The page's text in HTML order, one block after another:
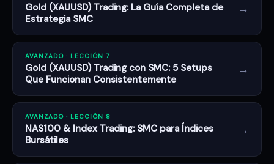
Gold (XAUUSD) Trading: La Guía Completa de
Estrategia SMC
→
AVANZADO · LECCIÓN 7
Gold (XAUUSD) Trading con SMC: 5 Setups
Que Funcionan Consistentemente
→
AVANZADO · LECCIÓN 8
NAS100 & Index Trading: SMC para Índices
Bursátiles
→